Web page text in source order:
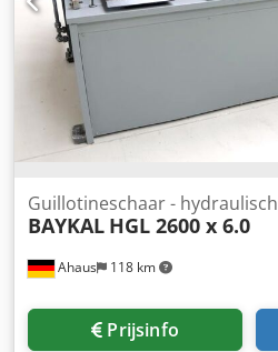
Ahaus 118 km
Guillotineschaar - hydraulisch
BAYKAL HGL 2600 x 6.0
Prijsinfo